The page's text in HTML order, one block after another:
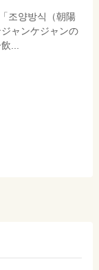
조양방식（朝陽
ャンケジャンの
...